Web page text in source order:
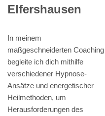
Elfershausen
In meinem
maßgeschneiderten Coaching
begleite ich dich mithilfe
verschiedener Hypnose-
Ansätze und energetischer
Heilmethoden, um
Herausforderungen des